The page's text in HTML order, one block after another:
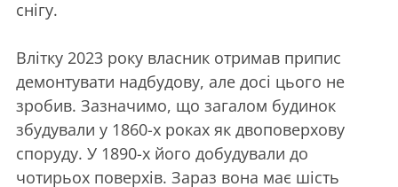
снігу.
Влітку 2023 року власник отримав припис
демонтувати надбудову, але досі цього не
зробив. Зазначимо, що загалом будинок
збудували у 1860-х роках як двоповерхову
споруду. У 1890-х його добудували до
чотирьох поверхів. Зараз вона має шість